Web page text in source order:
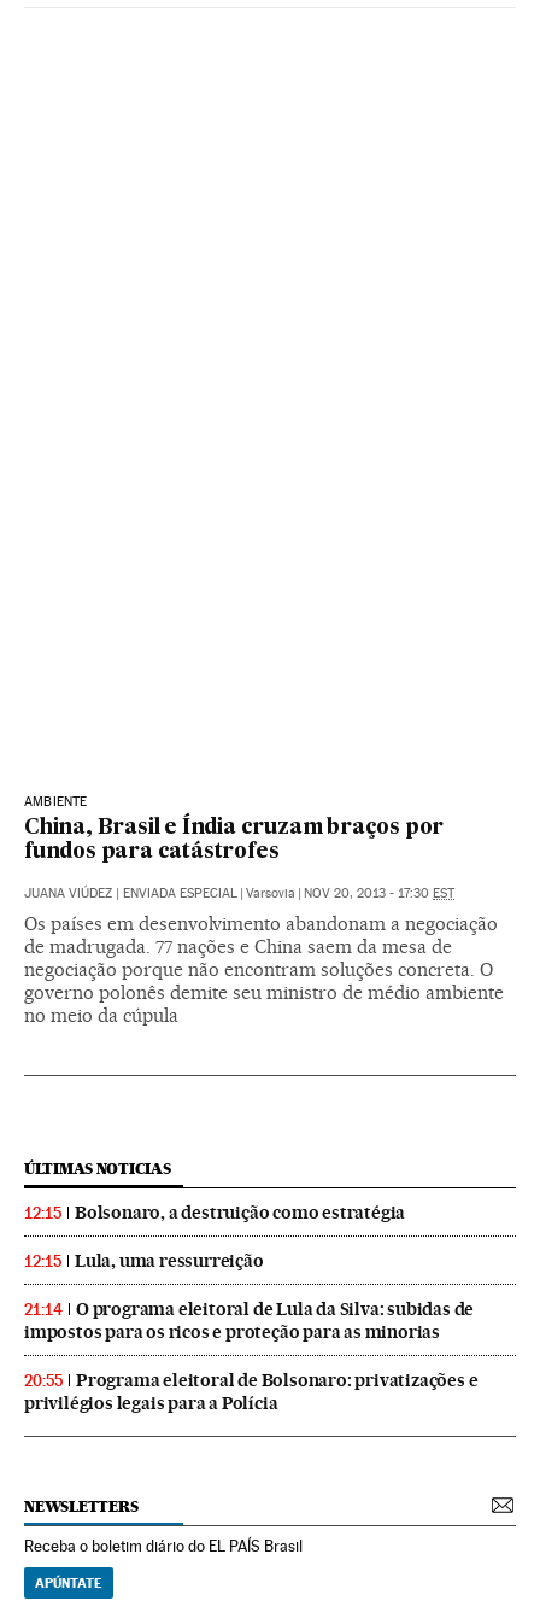
AMBIENTE
China, Brasil e Índia cruzam braços por
fundos para catástrofes
JUANA VIÚDEZ | ENVIADA ESPECIAL | Varsovia | NOV 20, 2013 - 17:30 EST
Os países em desenvolvimento abandonam a negociação
de madrugada. 77 nações e China saem da mesa de
negociação porque não encontram soluções concreta. O
governo polonês demite seu ministro de médio ambiente
no meio da cúpula
ÚLTIMAS NOTICIAS
12:15 Bolsonaro, a destruição como estratégia
12:15 Lula, uma ressurreição
21:14
O programa eleitoral de Lula da Silva: subidas de
impostos para os ricos e proteção para as minorias
20:55
Programa eleitoral de Bolsonaro: privatizações e
privilégios legais para a Polícia
NEWSLETTERS
Receba o boletim diário do EL PAÍS Brasil
APÚNTATE